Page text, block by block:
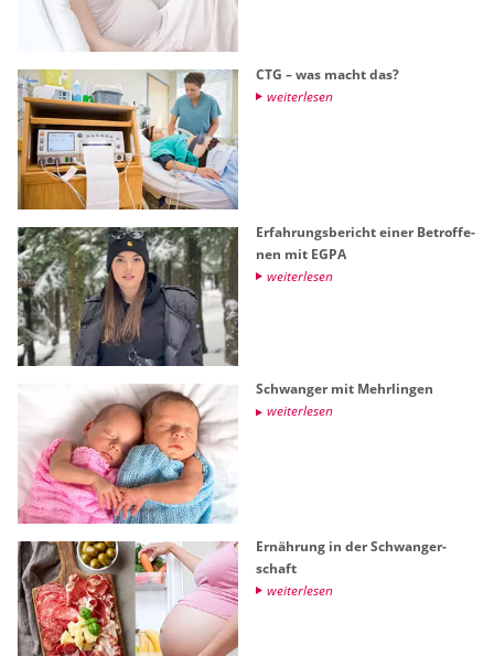
CTG – was macht das?
wei­ter­le­sen
Er­fah­rungs­be­richt einer Be­trof­fe­
nen mit EGPA
wei­ter­le­sen
Schwan­ger mit Mehr­lin­gen
wei­ter­le­sen
Er­näh­rung in der Schwan­ger­
schaft
wei­ter­le­sen